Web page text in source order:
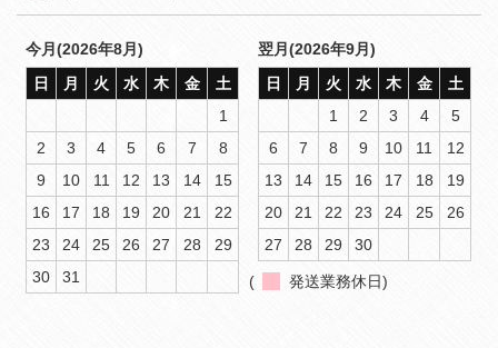
今月(2026年8月)
日
月 火 水 木 金
土
1
2
3 4 5 6 7
8
9
10 11 12 13 14
15
16
17 18 19 20 21
22
23
24 25 26 27 28
29
30
31
翌月(2026年9月)
日
月 火 水 木 金
土
1
2 3 4
5
6
7 8 9 10 11
12
13
14 15 16 17 18
19
20
21 22 23 24 25
26
27
28 29 30
( 発送業務休日)